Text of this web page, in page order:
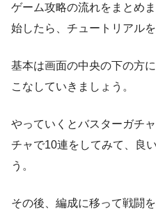
ゲーム攻略の流れをまとめ
始したら、チュートリアル
基本は画面の中央の下の方
こなしていきましょう。
やっていくとバスターガチ
チャで10連をしてみて、良
う。
その後、編成に移って戦闘を